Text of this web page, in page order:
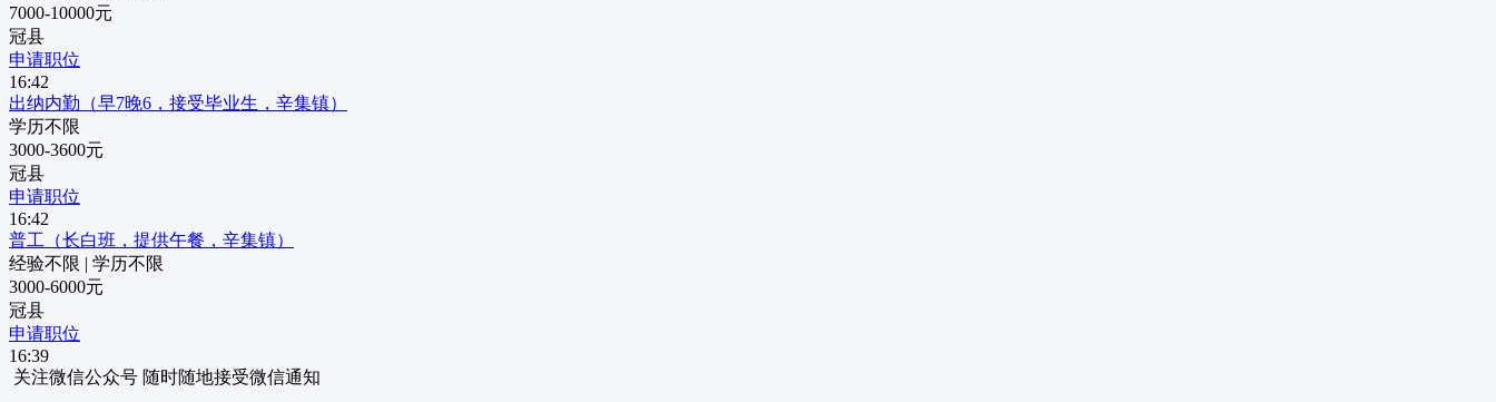
7000-10000元
冠县
申请职位
16:42
出纳内勤（早7晚6，接受毕业生，辛集镇）
学历不限
3000-3600元
冠县
申请职位
16:42
普工（长白班，提供午餐，辛集镇）
经验不限 | 学历不限
3000-6000元
冠县
申请职位
16:39
关注微信公众号 随时随地接受微信通知